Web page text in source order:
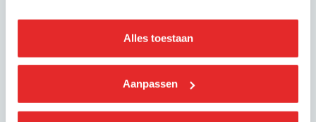
Alles toestaan
Aanpassen
Lees het persbericht